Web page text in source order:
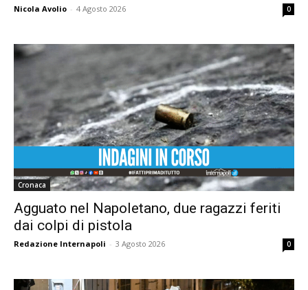
Nicola Avolio - 4 Agosto 2026 0
Cronaca
Agguato nel Napoletano, due ragazzi feriti
dai colpi di pistola
Redazione Internapoli - 3 Agosto 2026 0